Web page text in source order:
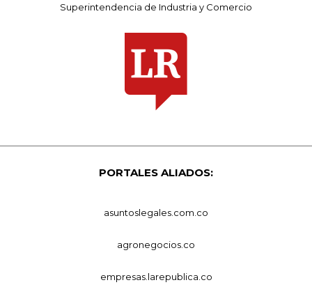
Superintendencia de Industria y Comercio
PORTALES ALIADOS:
asuntoslegales.com.co
agronegocios.co
empresas.larepublica.co